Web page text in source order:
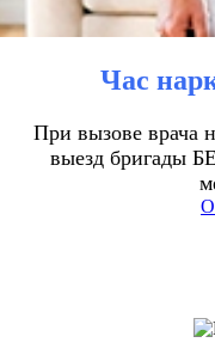
Час
При вызове врача
выезд бригады